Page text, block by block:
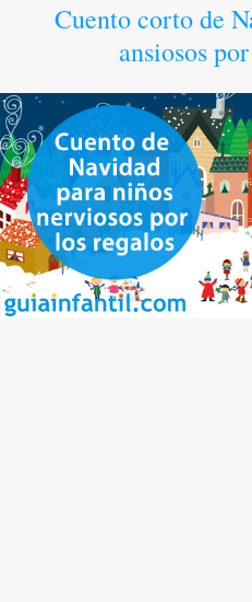
Cuento corto de
ansiosos